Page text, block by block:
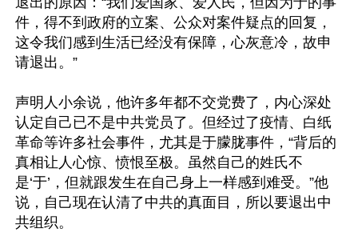
件，得不到政府的立案、公众对案件疑点的回复，
这令我们感到生活已经没有保障，心灰意冷，故申
请退出。”
声明人小余说，他许多年都不交党费了，内心深处
认定自己已不是中共党员了。但经过了疫情、白纸
革命等许多社会事件，尤其是于朦胧事件，“背后的
真相让人心惊、愤恨至极。虽然自己的姓氏不
是‘于’，但就跟发生在自己身上一样感到难受。”他
说，自己现在认清了中共的真面目，所以要退出中
共组织。